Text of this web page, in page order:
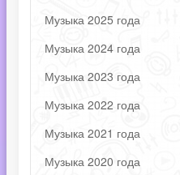
Музыка 2025 года
Музыка 2024 года
Музыка 2023 года
Музыка 2022 года
Музыка 2021 года
Музыка 2020 года